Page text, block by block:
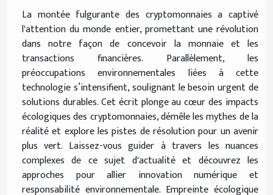
La montée fulgurante des cryptomonnaies a captivé
l'attention du monde entier, promettant une révolution
dans notre façon de concevoir la monnaie et les
transactions financières. Parallèlement, les
préoccupations environnementales liées à cette
technologie s’intensifient, soulignant le besoin urgent de
solutions durables. Cet écrit plonge au cœur des impacts
écologiques des cryptomonnaies, démêle les mythes de la
réalité et explore les pistes de résolution pour un avenir
plus vert. Laissez-vous guider à travers les nuances
complexes de ce sujet d'actualité et découvrez les
approches pour allier innovation numérique et
responsabilité environnementale. Empreinte écologique